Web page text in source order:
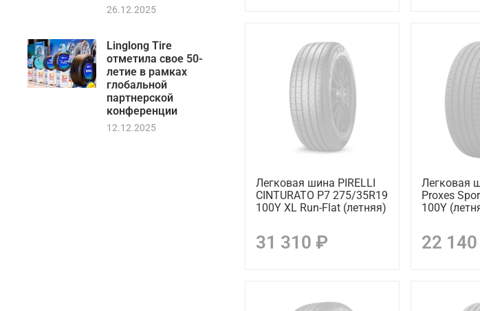
Легковая шина PIRELLI
CINTURATO P7 275/35R19
100Y XL Run-Flat (летняя)
31 310 ₽
Легковая
Proxes
100Y
22
26.12.2025
Linglong Tire
отметила свое 50-
летие в рамках
глобальной
партнерской
конференции
12.12.2025